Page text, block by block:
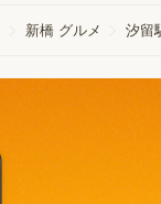
新橋 グルメ 汐留